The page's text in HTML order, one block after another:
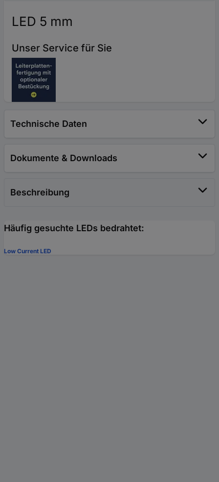
LED 5 mm
Unser Service für Sie
Technische Daten
Dokumente & Downloads
Beschreibung
Häufig gesuchte LEDs bedrahtet:
Low Current LED